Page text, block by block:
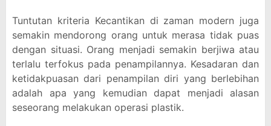
Tuntutan kriteria Kecantikan di zaman modern juga
semakin mendorong orang untuk merasa tidak puas
dengan situasi. Orang menjadi semakin berjiwa atau
terlalu terfokus pada penampilannya. Kesadaran dan
ketidakpuasan dari penampilan diri yang berlebihan
adalah apa yang kemudian dapat menjadi alasan
seseorang melakukan operasi plastik.